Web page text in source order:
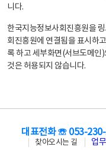
니다.
한국지능정보사회진흥원을
회진흥원에 연결됨을 표시하
록 하고 세부화면(서브도메인
것은 허용되지 않습니다.
대표전화 ☏ 053-
찾아오시는 길
업